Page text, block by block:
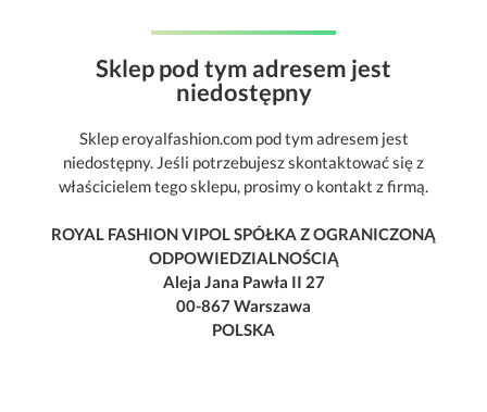
Sklep pod tym adresem jest
niedostępny
Sklep eroyalfashion.com pod tym adresem jest
niedostępny. Jeśli potrzebujesz skontaktować się z
właścicielem tego sklepu, prosimy o kontakt z firmą.
ROYAL FASHION VIPOL SPÓŁKA Z OGRANICZONĄ
ODPOWIEDZIALNOŚCIĄ
Aleja Jana Pawła II 27
00-867 Warszawa
POLSKA